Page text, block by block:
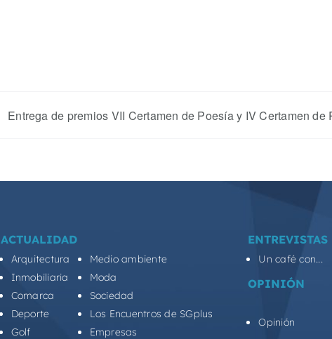
Entrega de premios VII Certamen de Poesía y IV Certamen de
ACTUALIDAD
Arquitectura
Inmobiliaria
Comarca
Deporte
Golf
Medio ambiente
Moda
Sociedad
Los Encuentros de SGplus
Empresas
ENTREVISTAS
Un café con...
OPINIÓN
Opinión